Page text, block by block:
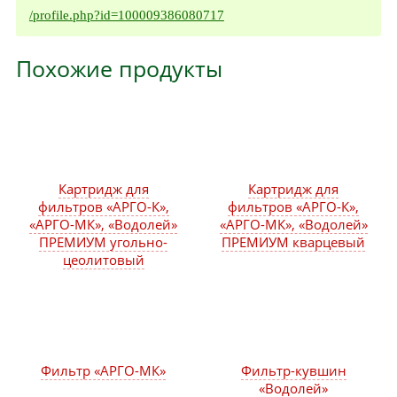
/profile.php?id=100009386080717
Похожие продукты
Картридж для
фильтров «АРГО-К»,
«АРГО-МК», «Водолей»
ПРЕМИУМ угольно-
цеолитовый
Картридж для
фильтров «АРГО-К»,
«АРГО-МК», «Водолей»
ПРЕМИУМ кварцевый
Фильтр-кувшин
«Водолей»
Фильтр «АРГО-МК»